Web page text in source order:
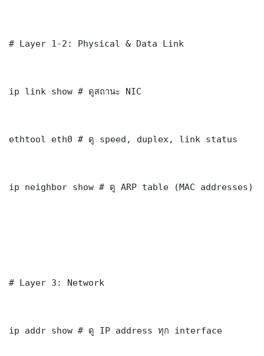
# Layer 1-2: Physical & Data Link
ip link show # ดูสถานะ NIC
ethtool eth0 # ดู speed, duplex, link status
ip neighbor show # ดู ARP table (MAC addresses)
# Layer 3: Network
ip addr show # ดู IP address ทุก interface